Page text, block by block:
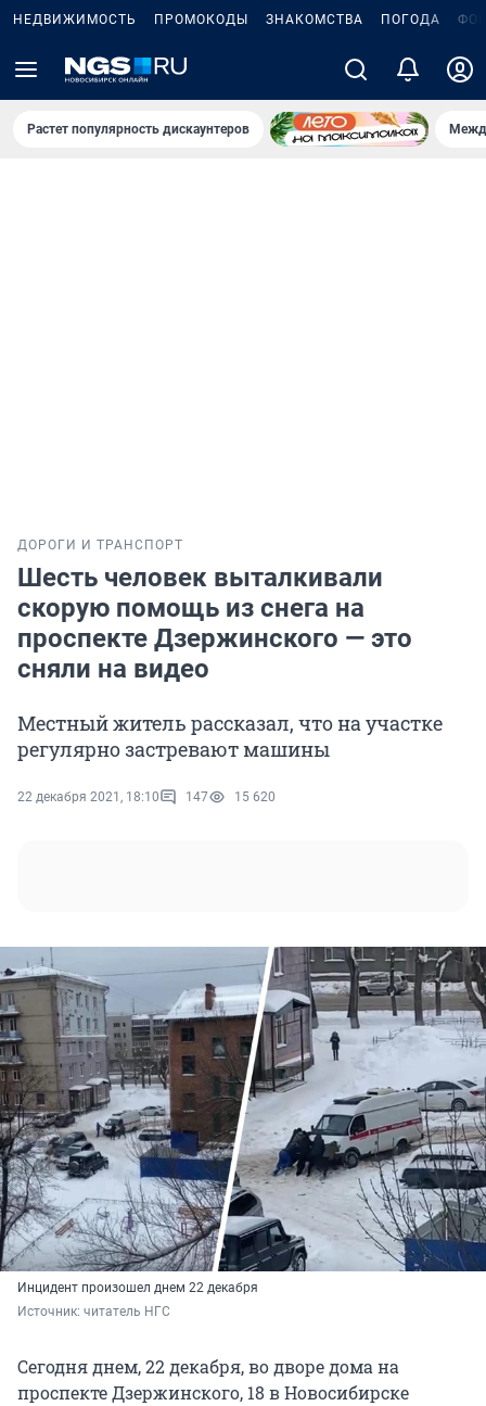
НЕДВИЖИМОСТЬ ПРОМОКОДЫ ЗНАКОМСТВА ПОГОДА
Растет популярность дискаунтеров
ДОРОГИ И ТРАНСПОРТ
Шесть человек выталкивали
скорую помощь из снега на
проспекте Дзержинского — это
сняли на видео
Местный житель рассказал, что на участке
регулярно застревают машины
22 декабря 2021, 18:10 147 15 620
Инцидент произошел днем 22 декабря
Источник: читатель НГС
Сегодня днем, 22 декабря, во дворе дома на
проспекте Дзержинского, 18 в Новосибирске